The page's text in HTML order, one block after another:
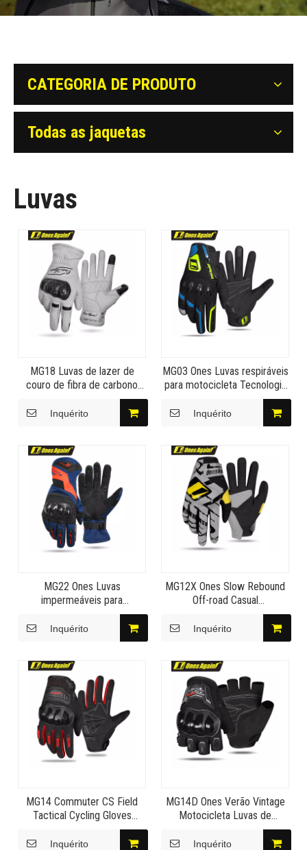
CATEGORIA DE PRODUTO
Todas as jaquetas
Luvas
MG18 Luvas de lazer de
couro de fibra de carbono
vintage Har Ray's Comet
Inquérito
MG03 Ones Luvas respiráveis
​​para motocicleta Tecnologia
de moldagem por injeção
Leitura de material
Inquérito
MG22 Ones Luvas
impermeáveis ​​para
motocicleta Snowplane
Respirável quente e
resistente ao frio Luvas de
Inquérito
MG12X Ones Slow Rebound
Off-road Casual
Personalidade Elástica
Material Respirável Luvas de
Inquérito
MG14 Commuter CS Field
Tactical Cycling Gloves
Wearproof Ventilar Noite
Estrelada
Inquérito
MG14D Ones Verão Vintage
Motocicleta Luvas de
proteção de permeabilidade
ao ar Noite estrelada
Inquérito